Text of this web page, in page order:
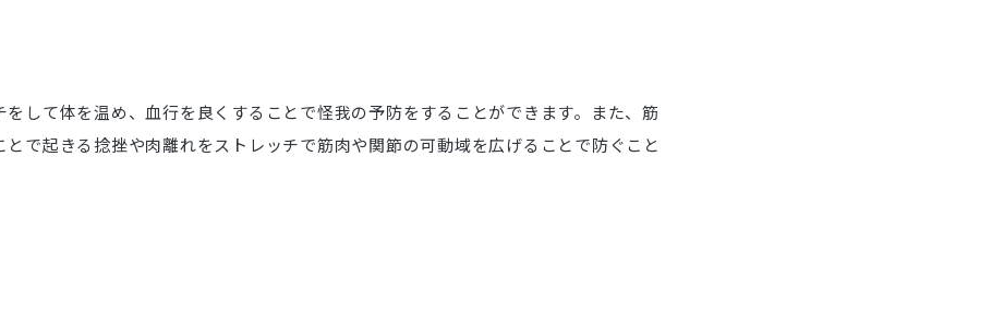
をして体を温め、血行を良くすることで怪我の予防をすることができます。また、筋
とで起きる捻挫や肉離れをストレッチで筋肉や関節の可動域を広げることで防ぐこと